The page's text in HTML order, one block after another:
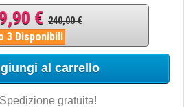
€ 240,00 €
3 Disponibili
al carrello
Spedizione gratuita!